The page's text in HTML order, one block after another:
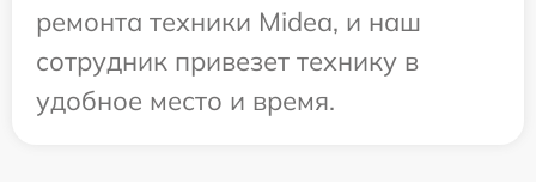
ремонта техники Midea, и наш
сотрудник привезет технику в
удобное место и время.